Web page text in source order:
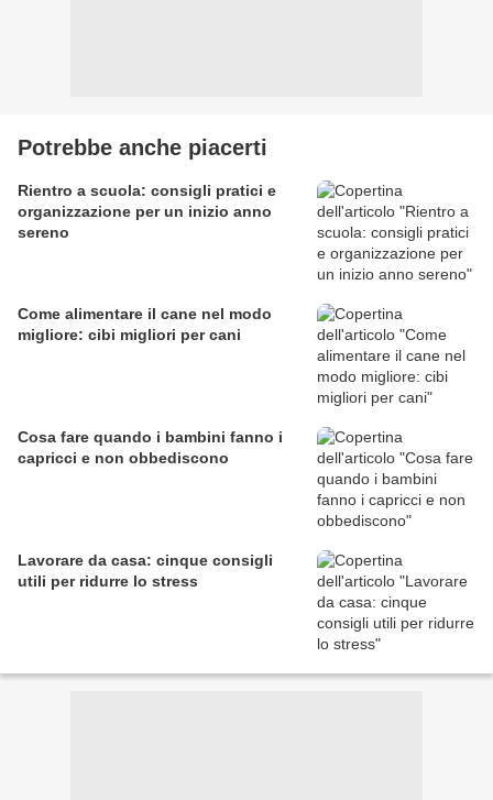
Potrebbe anche piacerti
Rientro a scuola: consigli pratici e
organizzazione per un inizio anno
sereno
Come alimentare il cane nel modo
migliore: cibi migliori per cani
Cosa fare quando i bambini fanno i
capricci e non obbediscono
Lavorare da casa: cinque consigli
utili per ridurre lo stress